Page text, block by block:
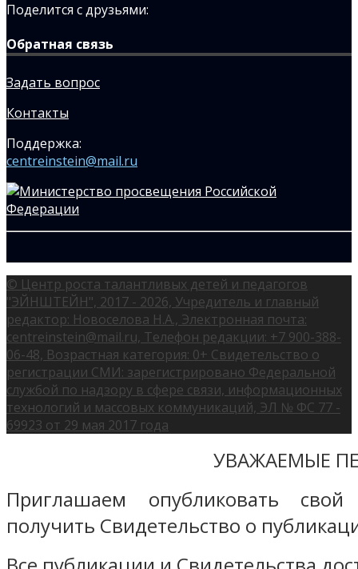
Поделится с друзьями:
Обратная связь
Задать вопрос
Контакты
Поддержка:
centreinstein@mail.ru
© Центр роста талантливых детей и педагогов
"ЭЙНШТЕЙН", 2017 - 2026, Учредитель и главный
редактор: Новоселова Н.А., Электронная почта:
centreinstein@mail.ru, Телефон редакции: +7 900-388-
06-48, Возрастная категория: 0+ Свидетельство о
регистрации СМИ: зарегистрировано Федеральной
службой по надзору в сфере связи, информационных
технологий и массовых коммуникаций, ЭЛ № ФС 77 -
69923 от 29 мая 2017 года
УВАЖАЕМЫЕ
Приглашаем опубликовать
получить Свидетельство о